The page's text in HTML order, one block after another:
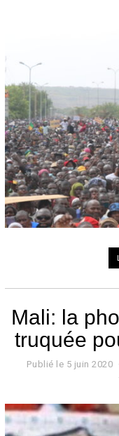
0
Mali: la
truquée
Publié le 5 juin 2020
i
n